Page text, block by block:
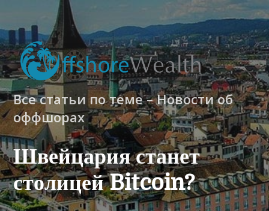
Все статьи по теме – Новости об
оффшорах
Швейцария станет
столицей Bitcoin?